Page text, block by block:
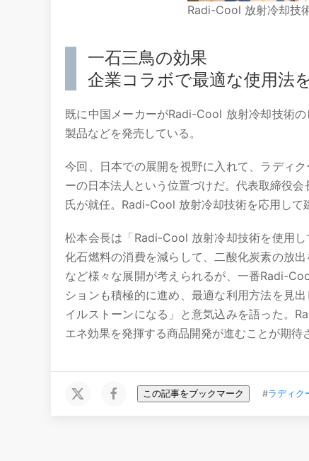
Radi-Cool 放射冷却技
一石三鳥の効果
企業コラボで最適な使用法
既に中国メーカーがRadi-Cool 放射冷却技術
製品などを発売している。
今回、日本での展開を視野に入れて、ラディ
ーの日本法人という位置づけだ。代表取締役
氏が就任。Radi-Cool 放射冷却技術を応用して
松本会長は「Radi-Cool 放射冷却技術を使用
化石燃料の消費を減らして、二酸化炭素の放
など様々な展開が考えられるが、一番Radi-
ションも積極的に進め、最適な利用方法を見
イルストーンになる」と意気込みを語った。
エネ効果を発揮する商品開発が進むことが期待
この記事をブックマーク #ラディク